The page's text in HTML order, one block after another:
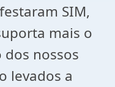
SIM,
mais o
nossos
levados a